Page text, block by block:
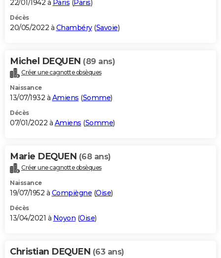
22/01/1942 à Paris (Paris)
Décès
20/05/2022 à Chambéry(Savoie)
Michel DEQUEN (89 ans)
Créer une cagnotte obsèques
Naissance
13/07/1932 à Amiens (Somme)
Décès
07/01/2022 à Amiens (Somme)
Marie DEQUEN (68 ans)
Créer une cagnotte obsèques
Naissance
19/07/1952 à Compiègne (Oise)
Décès
13/04/2021 à Noyon (Oise)
Christian DEQUEN (63 ans)